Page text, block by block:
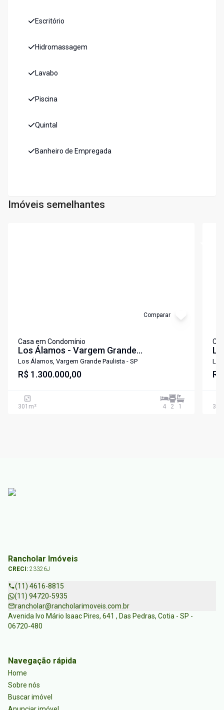
Escritório
Hidromassagem
Lavabo
Piscina
Quintal
Banheiro de Empregada
Imóveis semelhantes
Comparar
Casa em Condomínio
Los Álamos - Vargem Grande
Paulista/SP
Los Álamos, Vargem Grande Paulista - SP
R$ 1.300.000,00
301 m² 4 2 1
Los
350
Rancholar Imóveis
CRECI: 23326J
(11) 4616-8815
(11) 94720-5935
rancholar@rancholarimoveis.com.br
Avenida Ivo Mário Isaac Pires, 641 , Das Pedras, Cotia - SP -
06720-480
Navegação rápida
Home
Sobre nós
Buscar imóvel